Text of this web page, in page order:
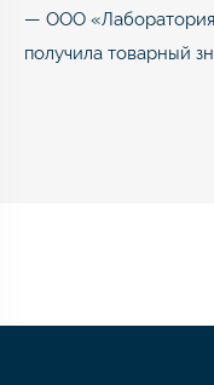
— ООО
получила товарный